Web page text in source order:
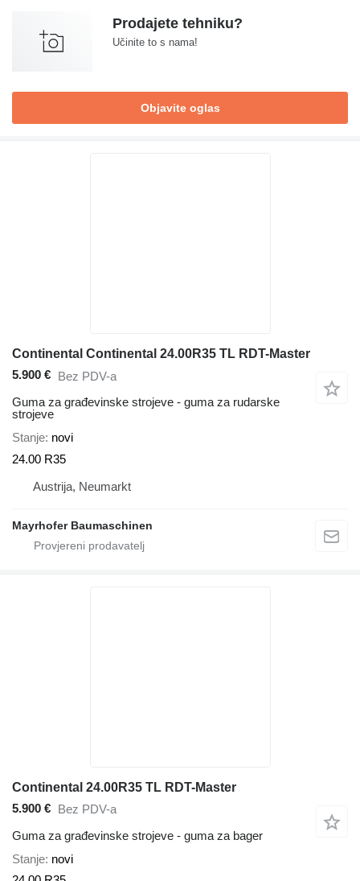
Prodajete tehniku?
Učinite to s nama!
Objavite oglas
Continental Continental 24.00R35 TL RDT-Master
5.900 € Bez PDV-a
Guma za građevinske strojeve - guma za rudarske
strojeve
Stanje novi
24.00 R35
Austrija, Neumarkt
Mayrhofer Baumaschinen
Continental 24.00R35 TL RDT-Master
5.900 € Bez PDV-a
Guma za građevinske strojeve - guma za bager
Stanje novi